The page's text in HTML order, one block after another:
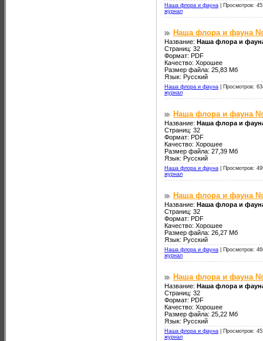
Наша флора и фауна
Просмотров:
журнал
Наша флора и фауна
Название: Наша флора и
Страниц: 32
Формат: PDF
Качество: Хорошее
Размер файла: 25,83 Мб
Язык: Русский
Наша флора и фауна
Просмотров:
журнал
Наша флора и фауна
Название: Наша флора и
Страниц: 32
Формат: PDF
Качество: Хорошее
Размер файла: 27,39 Мб
Язык: Русский
Наша флора и фауна
Просмотров:
журнал
Наша флора и фауна
Название: Наша флора и
Страниц: 32
Формат: PDF
Качество: Хорошее
Размер файла: 26,27 Мб
Язык: Русский
Наша флора и фауна
Просмотров:
журнал
Наша флора и фауна
Название: Наша флора и
Страниц: 32
Формат: PDF
Качество: Хорошее
Размер файла: 25,22 Мб
Язык: Русский
Наша флора и фауна
Просмотров:
журнал